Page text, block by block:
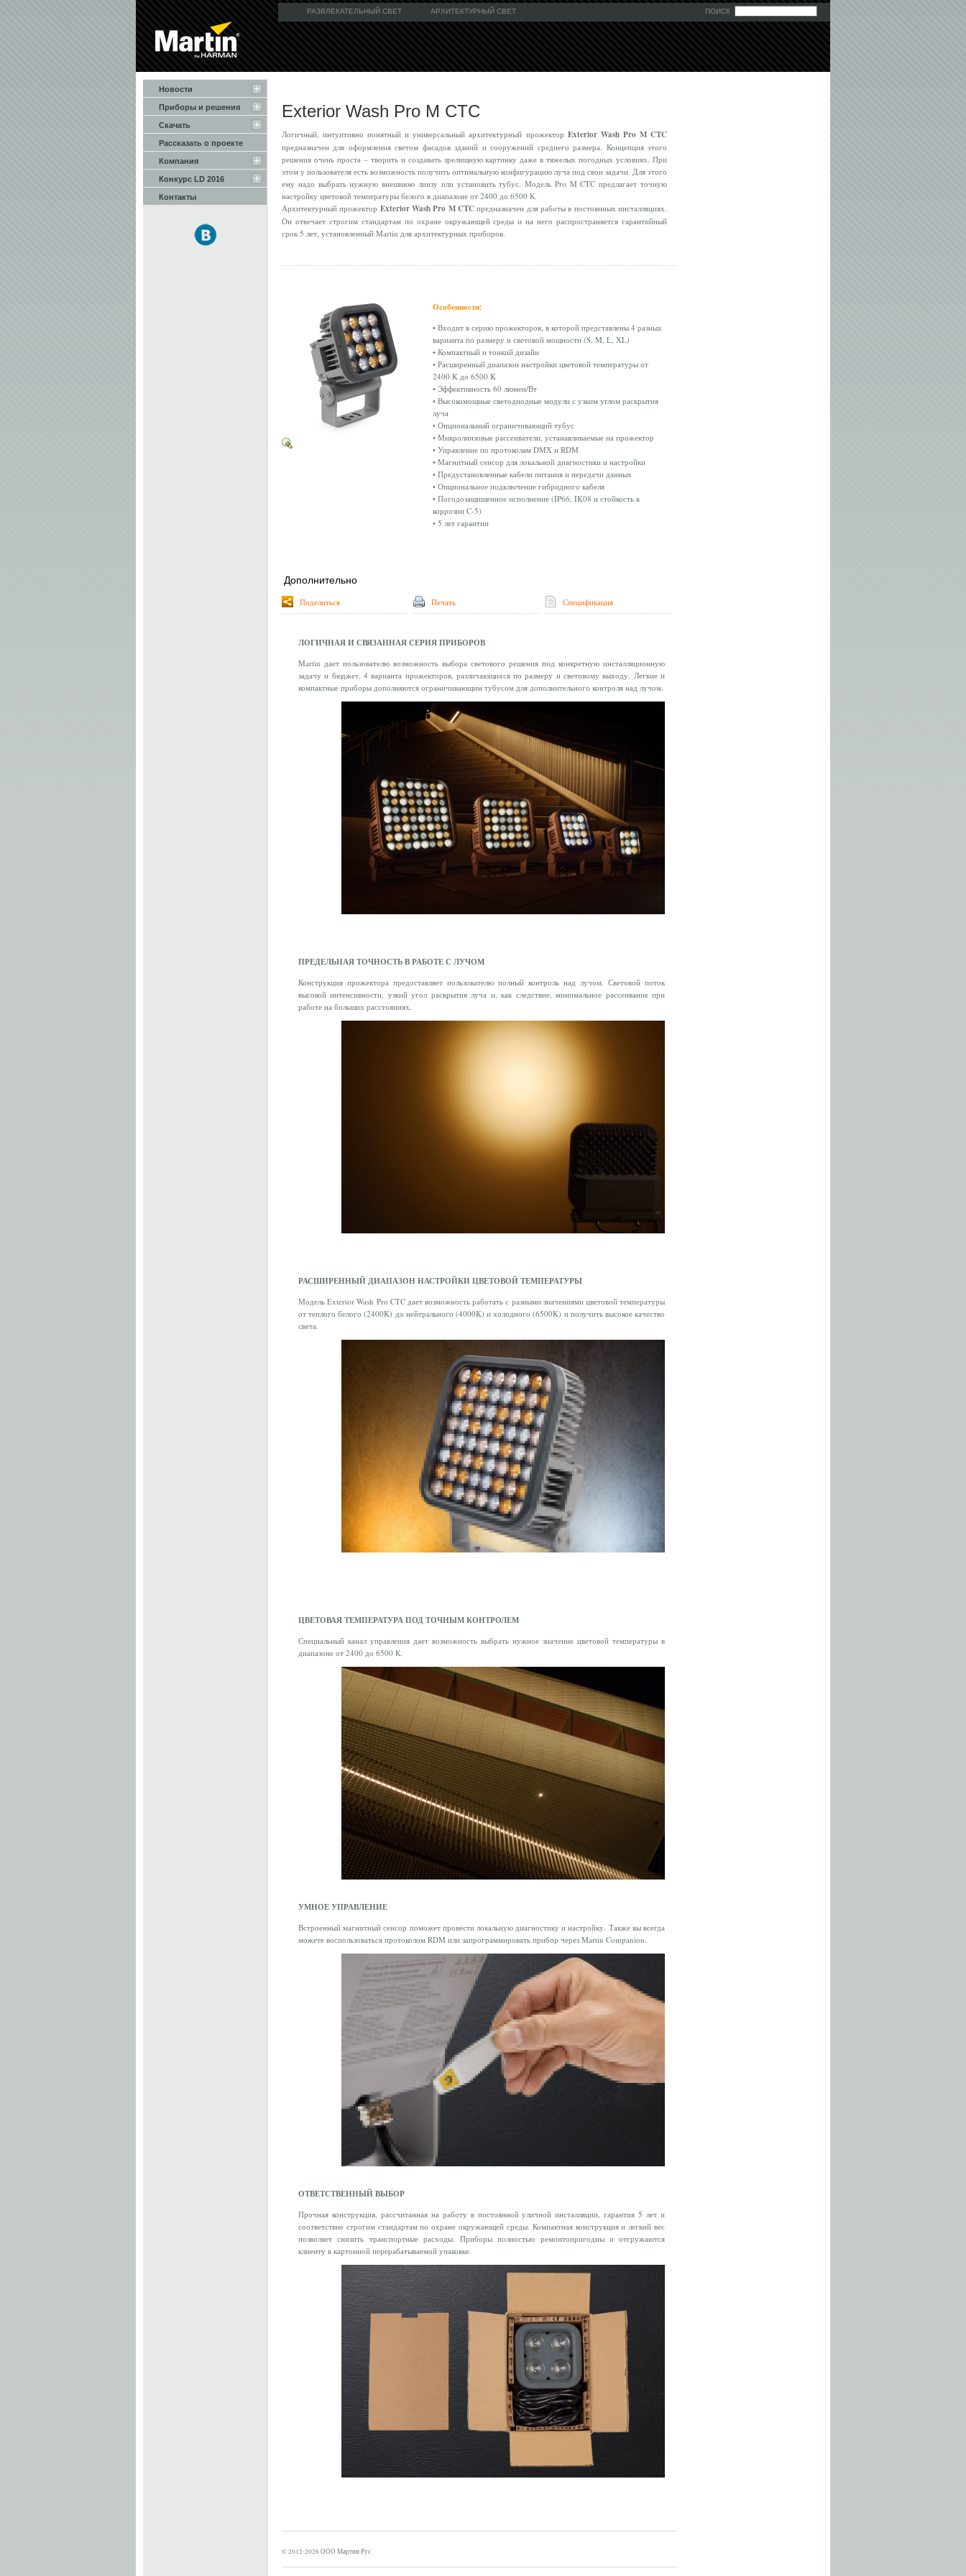
РАЗВЛЕКАТЕЛЬНЫЙ СВЕТ АРХИТЕКТУРНЫЙ СВЕТ ПОИСК
Новости
Приборы и решения
Скачать
Рассказать о проекте
Компания
Конкурс LD 2016
Контакты
Exterior Wash Pro M CTC
Логичный, интуитивно понятный и универсальный архитектурный прожектор Exterior Wash Pro M CTC
предназначен для оформления светом фасадов зданий и сооружений среднего размера. Концепция этого
решения очень проста – творить и создавать зрелищную картинку даже в тяжелых погодных условиях. При
этом у пользователя есть возможность получить оптимальную конфигурацию луча под свои задачи. Для этого
ему надо выбрать нужную внешнюю линзу или установить тубус. Модель Pro M CTC предлагает точную
настройку цветовой температуры белого в диапазоне от 2400 до 6500 К.
Архитектурный прожектор Exterior Wash Pro M CTC предназначен для работы в постоянных инсталляциях.
Он отвечает строгим стандартам по охране окружающей среды и на него распространяется гарантийный
срок 5 лет, установленный Martin для архитектурных приборов.
Особенности:
• Входит в серию прожекторов, в которой представлены 4 разных
варианта по размеру и световой мощности (S, M, L, XL)
• Компактный и тонкий дизайн
• Расширенный диапазон настройки цветовой температуры от
2400 K до 6500 K
• Эффективность 60 люмен/Вт
• Высокомощные светодиодные модули с узким углом раскрытия
луча
• Опциональный ограничивающий тубус
• Микролинзовые рассеиватели, устанавливаемые на прожектор
• Управление по протоколам DMX и RDM
• Магнитный сенсор для локальной диагностики и настройки
• Предустановленные кабели питания и передачи данных
• Опциональное подключение гибридного кабеля
• Погодозащищенное исполнение (IP66, IK08 и стойкость к
коррозии C-5)
• 5 лет гарантии
Дополнительно
Поделиться Печать Спецификация
ЛОГИЧНАЯ И СВЯЗАННАЯ СЕРИЯ ПРИБОРОВ
Martin дает пользователю возможность выбора светового решения под конкретную инсталляционную
задачу и бюджет. 4 варианта прожекторов, различающихся по размеру и световому выходу. Легкие и
компактные приборы дополняются ограничивающим тубусом для дополнительного контроля над лучом.
ПРЕДЕЛЬНАЯ ТОЧНОСТЬ В РАБОТЕ С ЛУЧОМ
Конструкция прожектора предоставляет пользователю полный контроль над лучом. Световой поток
высокой интенсивности, узкий угол раскрытия луча и, как следствие, минимальное рассеивание при
работе на больших расстояниях.
РАСШИРЕННЫЙ ДИАПАЗОН НАСТРОЙКИ ЦВЕТОВОЙ ТЕМПЕРАТУРЫ
Модель Exterior Wash Pro CTC дает возможность работать с разными значениями цветовой температуры
от теплого белого (2400K) до нейтрального (4000K) и холодного (6500K) и получить высокое качество
света.
ЦВЕТОВАЯ ТЕМПЕРАТУРА ПОД ТОЧНЫМ КОНТРОЛЕМ
Специальный канал управления дает возможность выбрать нужное значение цветовой температуры в
диапазоне от 2400 до 6500 К.
УМНОЕ УПРАВЛЕНИЕ
Встроенный магнитный сенсор поможет провести локальную диагностику и настройку. Также вы всегда
можете воспользоваться протоколом RDM или запрограммировать прибор через Martin Companion.
ОТВЕТСТВЕННЫЙ ВЫБОР
Прочная конструкция, рассчитанная на работу в постоянной уличной инсталляции, гарантия 5 лет и
соответствие строгим стандартам по охране окружающей среды. Компактная конструкция и легкий вес
позволяет снизить транспортные расходы. Приборы полностью ремонтопригодны и отгружаются
клиенту в картонной перерабатываемой упаковке.
© 2012-2026 ООО Мартин Рус